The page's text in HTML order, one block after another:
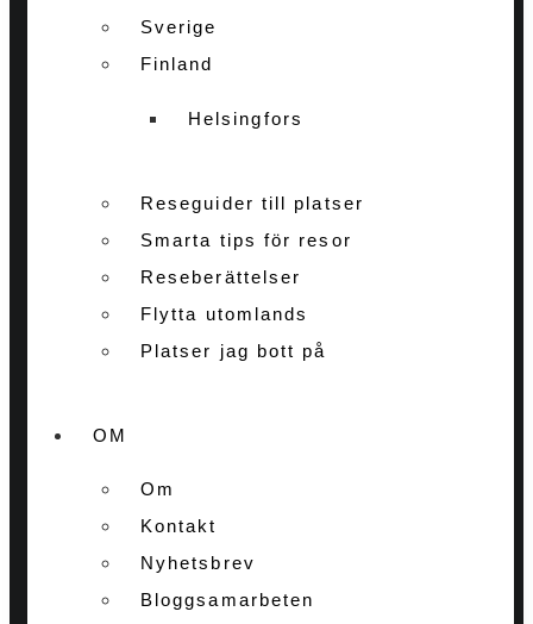
Sverige
Finland
Helsingfors
Reseguider till platser
Smarta tips för resor
Reseberättelser
Flytta utomlands
Platser jag bott på
OM
Om
Kontakt
Nyhetsbrev
Bloggsamarbeten